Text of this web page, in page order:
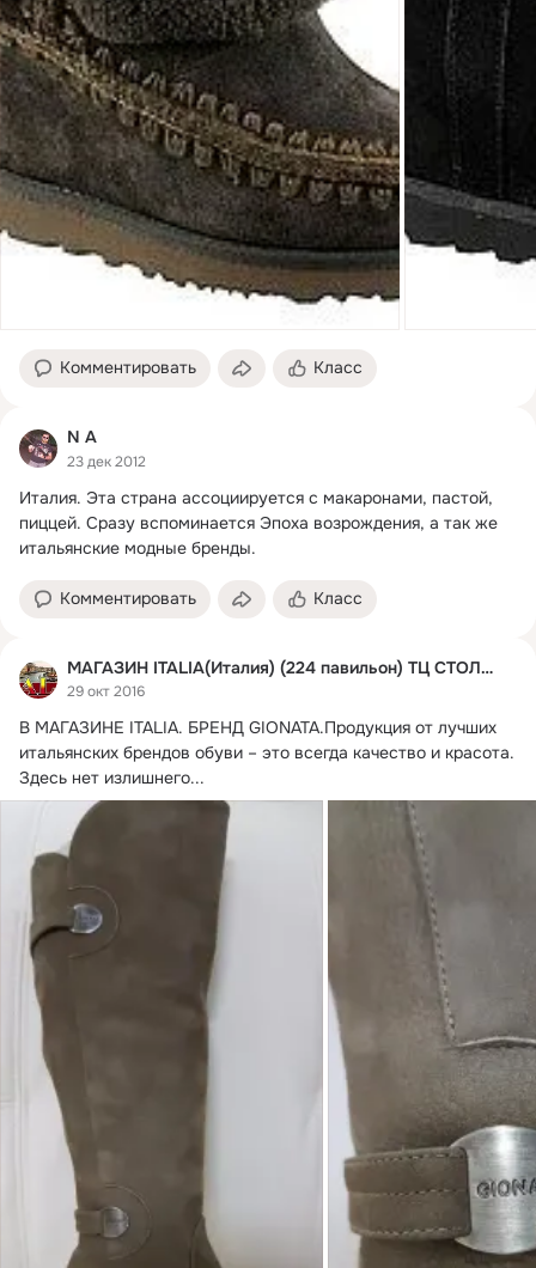
Комментировать Класс
N A
23 дек 2012
Италия. Эта страна ассоциируется с макаронами, пастой,
пиццей. Сразу вспоминается Эпоха возрождения, а так же
итальянские модные бренды.
Комментировать Класс
МАГАЗИН ITALIA(Италия) (224 павильон) ТЦ СТОЛИЦА
29 окт 2016
В МАГАЗИНЕ ITALIA. БРЕНД GIONATA.Продукция от лучших
итальянских брендов обуви – это всегда качество и красота.
Здесь нет излишнего...